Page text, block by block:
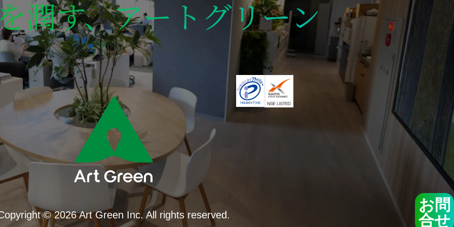
お問
合せ
潤す、アートグリーン
© 2026 Art Green Inc. All rights reserved.